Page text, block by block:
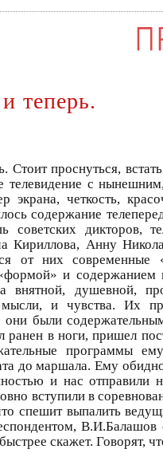
теперь.
Стоит проснуться,
с
четкость,
содержание
советских дикторов,
Кириллова, Анну
от них
и содержанием
душевной,
и чувства. Их
были
в ноги, пришел
программы
до маршала. Ему
и нас
вступили в
спешит выпалить
В.И.Балашов
скажет. Говорят,